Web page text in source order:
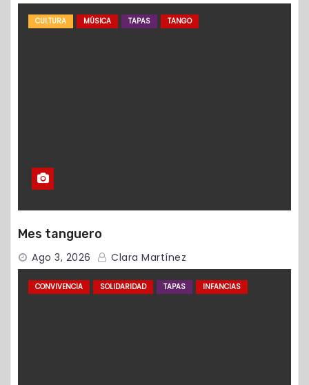
CULTURA MÚSICA TAPAS TANGO
Mes tanguero
Ago 3, 2026 Clara Martínez
CONVIVENCIA SOLIDARIDAD TAPAS INFANCIAS